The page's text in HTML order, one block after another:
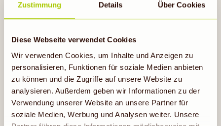
Zustimmung Details Über Cookies
Diese Webseite verwendet Cookies
Wir verwenden Cookies, um Inhalte und Anzeigen zu
personalisieren, Funktionen für soziale Medien anbieten
zu können und die Zugriffe auf unsere Website zu
analysieren. Außerdem geben wir Informationen zu der
Verwendung unserer Website an unsere Partner für
soziale Medien, Werbung und Analysen weiter. Unsere
Jetzt mitmachen